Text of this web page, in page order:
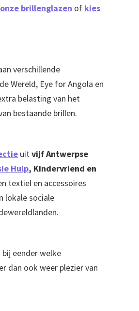
brillenglazen of kies
verschillende
Wereld, Eye for Angola en
belasting van het
bestaande brillen.
uitvijf Antwerpse
Hulp, Kindervriend en
textiel en accessoires
lokale sociale
eender welke
dan ook weer plezier van